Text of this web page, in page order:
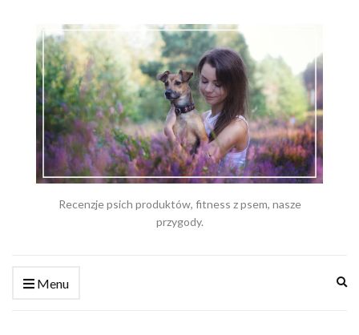
Recenzje psich produktów, fitness z psem, nasze
przygody.
Menu